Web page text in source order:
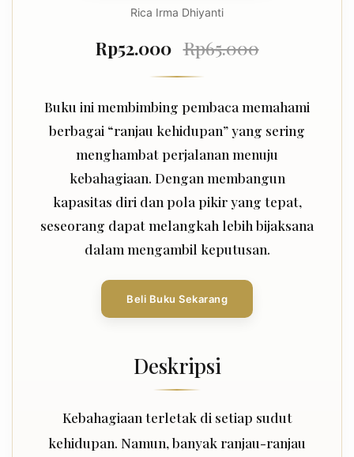
Rica Irma Dhiyanti
Rp52.000 Rp65.000
Buku ini membimbing pembaca memahami
berbagai “ranjau kehidupan” yang sering
menghambat perjalanan menuju
kebahagiaan. Dengan membangun
kapasitas diri dan pola pikir yang tepat,
seseorang dapat melangkah lebih bijaksana
dalam mengambil keputusan.
Beli Buku Sekarang
Deskripsi
Kebahagiaan terletak di setiap sudut
kehidupan. Namun, banyak ranjau-ranjau